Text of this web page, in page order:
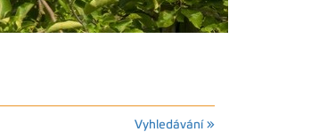
Vyhledávání »